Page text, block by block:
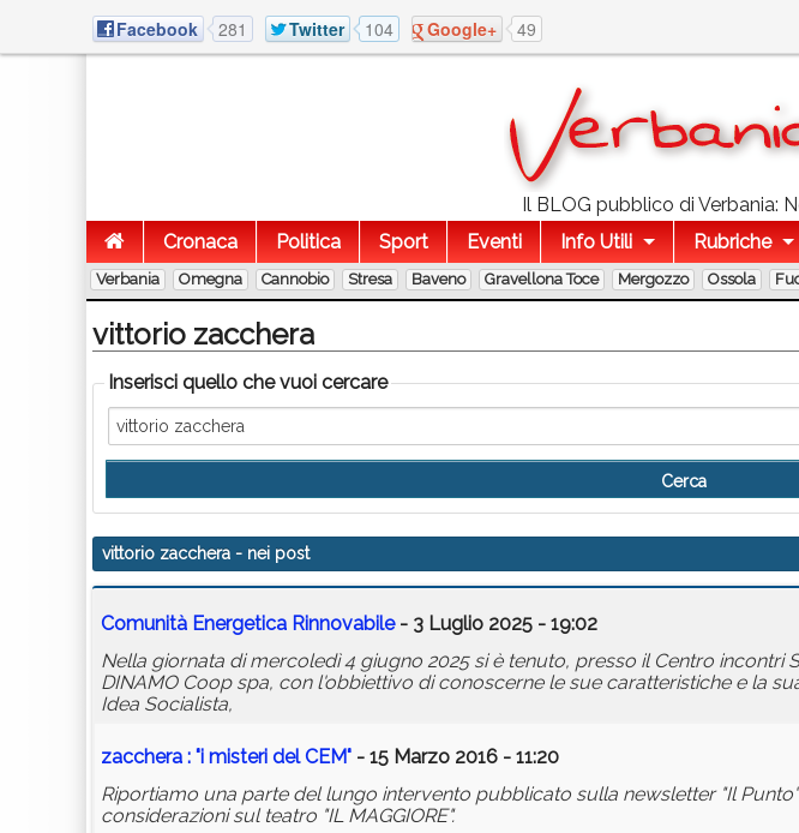
Facebook 281 Twitter 104 Google+ 49
Il BLOG pubblico di Verbania:
Cronaca
Politica Sport Eventi Info Utili Rubriche
Verbania Omegna Cannobio Stresa Baveno Gravellona Toce Mergozzo Ossola
vittorio zacchera
Inserisci quello che vuoi cercare
vittorio zacchera - nei post
Comunità Energetica Rinnovabile- 3 Luglio 2025 - 19:02
Nella giornata di mercoledì 4 giugno 2025 si è tenuto, presso il Centro incontri
DINAMO Coop spa, con l'obbiettivo di conoscerne le sue caratteristiche e la
Idea Socialista,
zacchera : "i misteri del CEM" - 15 Marzo 2016 - 11:20
Riportiamo una parte del lungo intervento pubblicato sulla newsletter "Il
considerazioni sul teatro "IL MAGGIORE".